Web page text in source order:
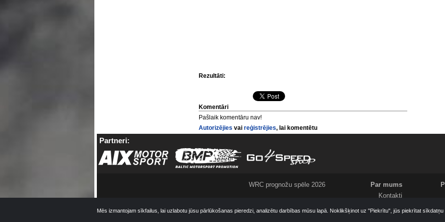
Rezultāti:
Komentāri
Pašlaik komentāru nav!
Autorizējies vai reģistrējies, lai komentētu
Partneri:
WRC prognožu spēle 2026
Par mums
Kontakti
Komanda
Mēs izmantojam sīkfailus, lai uzlabotu jūsu pārlūkošanas pieredzi, analizētu darbības mūsu lapā. Noklikšķinot uz "Piekrītu", jūs piekrītat sīkdatņu